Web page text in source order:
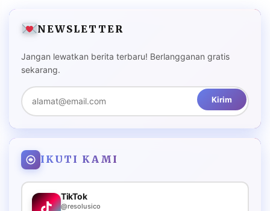
NEWSLETTER
Jangan lewatkan berita terbaru! Berlangganan gratis
sekarang.
Kirim
IKUTI KAMI
TikTok
@resolusico